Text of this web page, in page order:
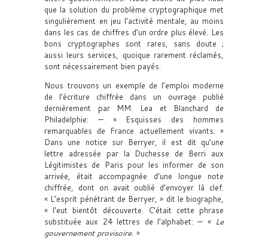
que la solution du problème cryptographique met
singulièrement en jeu l’activité mentale, au moins
dans les cas de chiffres d’un ordre plus élevé. Les
bons cryptographes sont rares, sans doute ;
aussi leurs services, quoique rarement réclamés,
sont nécessairement bien payés.
Nous trouvons un exemple de l’emploi moderne
de l’écriture chiffrée dans un ouvrage publié
dernièrement par MM. Lea et Blanchard de
Philadelphie: — « Esquisses des hommes
remarquables de France actuellement vivants. »
Dans une notice sur Berryer, il est dit qu’une
lettre adressée par la Duchesse de Berri aux
Légitimistes de Paris pour les informer de son
arrivée, était accompagnée d’une longue note
chiffrée, dont on avait oublié d’envoyer là clef.
« L’esprit pénétrant de Berryer, » dit le biographe,
« l’eut bientôt découverte. C’était cette phrase
substituée aux 24 lettres de l’alphabet: — « Le
gouvernement provisoire. »